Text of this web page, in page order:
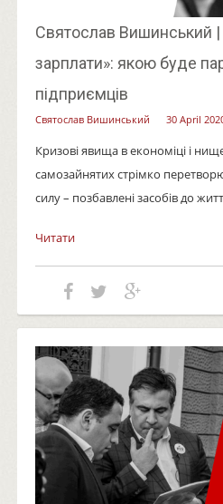
Святослав Вишинський |
зарплати»: якою буде
підприємців
Святослав Вишинський 30 April
Кризові явища в економіці і
самозайнятих стрімко
силу – позбавлені засобів до
Читати